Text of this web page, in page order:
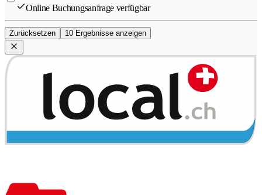
Online Buchungsanfrage verfügbar
Zurücksetzen 10 Ergebnisse anzeigen